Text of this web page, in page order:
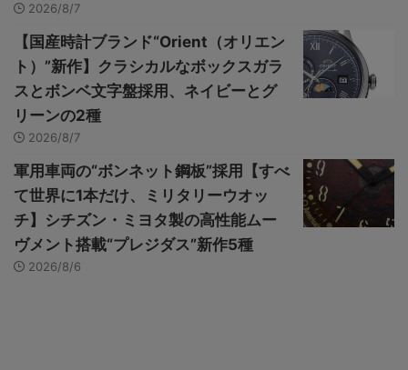
2026/8/7
【国産時計ブランド“Orient（オリエン
ト）”新作】クラシカルなボックスガラ
スとボンベ文字盤採用、ネイビーとグ
リーンの2種
2026/8/7
軍用車両の“ボンネット鋼板”採用【すべ
て世界に1本だけ、ミリタリーウオッ
チ】シチズン・ミヨタ製の高性能ムー
ヴメント搭載“プレジダス”新作5種
2026/8/6